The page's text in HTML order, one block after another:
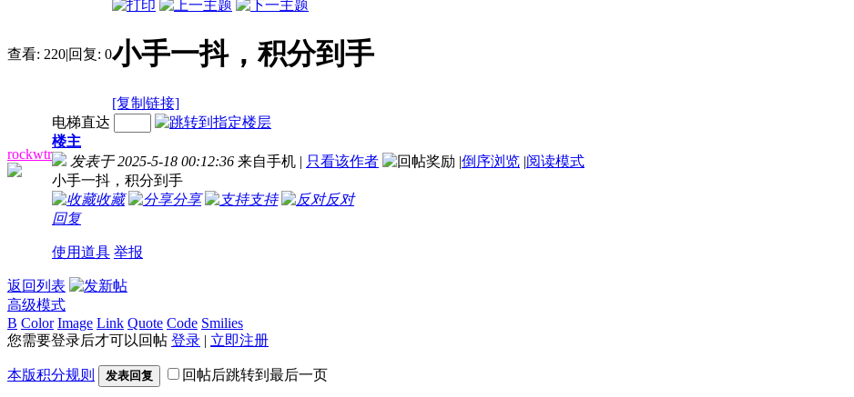
查看: 220|回复: 0小手一抖，积分到手
[复制链接]
rockwtr
电梯直达
楼主
发表于 2025-5-18 00:12:36 来自手机 | 只看该作者 |倒序浏览 |阅读模式
小手一抖，积分到手
收藏
分享 支持
反对
回复
使用道具 举报
返回列表
高级模式
B Color Image Link Quote Code Smilies
您需要登录后才可以回帖 登录 | 立即注册
本版积分规则 发表回复 回帖后跳转到最后一页